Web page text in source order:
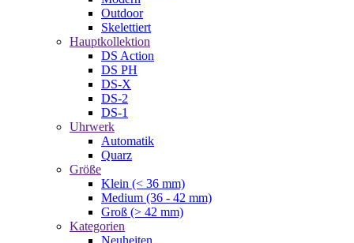
Outdoor
Skelettiert
Hauptkollektion
DS Action
DS PH
DS-X
DS-2
DS-1
Uhrwerk
Automatik
Quarz
Größe
Klein (< 36 mm)
Medium (36 - 42 mm)
Groß (> 42 mm)
Kategorien
Neuheiten